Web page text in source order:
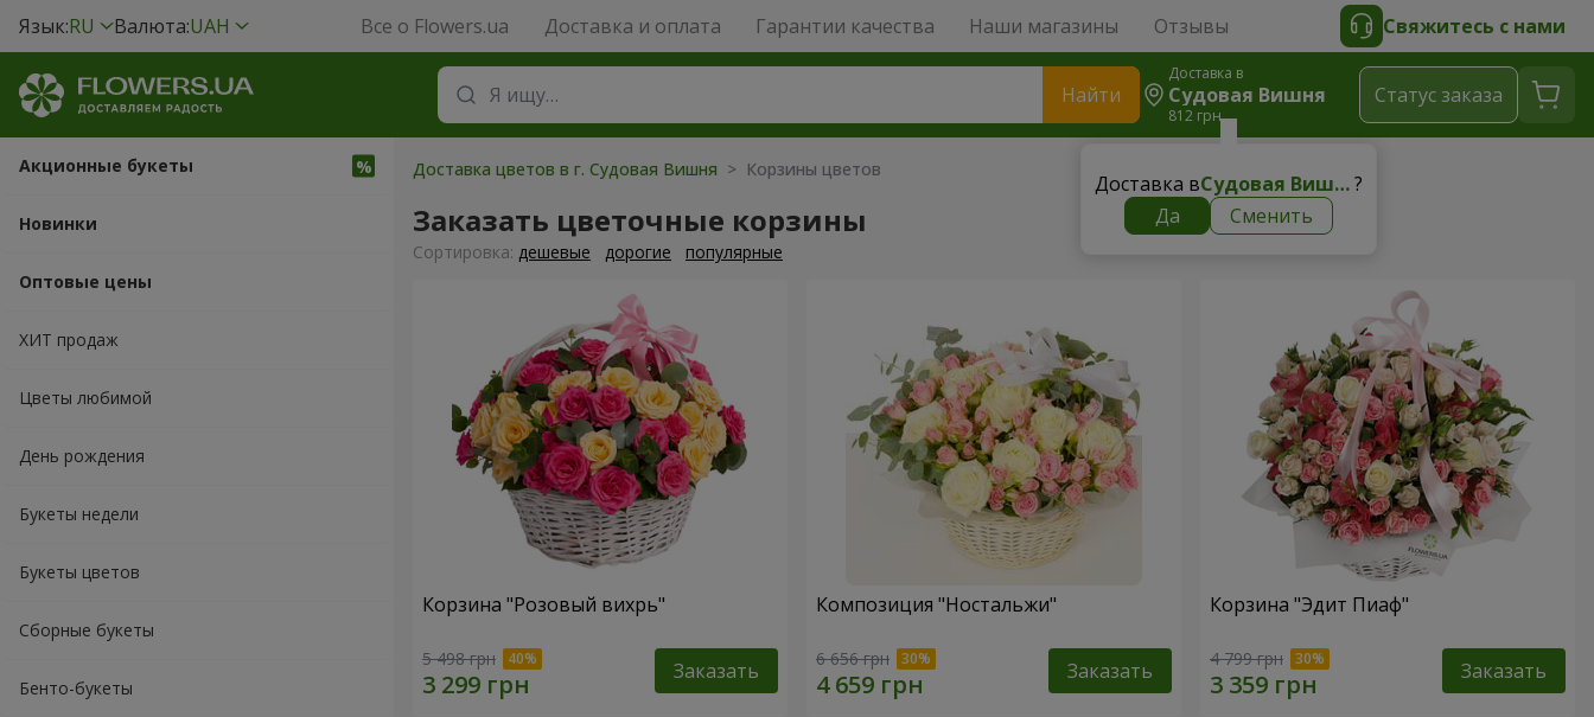
Язык:RU Валюта:UAH Все о Flowers.ua Доставка и оплата Гарантии качества Наши магазины Отзывы Свяжитесь с нами
Найти
Доставка в
Судовая Вишня
812 грн
Доставка в Судовая Вишня?
Да
Сменить
Cтатус заказа
Акционные букеты
Новинки
Оптовые цены
ХИТ продаж
Цветы любимой
День рождения
Букеты недели
Букеты цветов
Сборные букеты
Бенто-букеты
Доставка цветов в г. Судовая Вишня > Корзины цветов
Заказать цветочные корзины
Cортировка: дешевые дорогие популярные
Корзина "Розовый вихрь"
5 498 грн Заказать
Композиция "Ностальжи"
6 656 грн Заказать
Корзина "Эдит Пиаф"
4 799 грн Заказать